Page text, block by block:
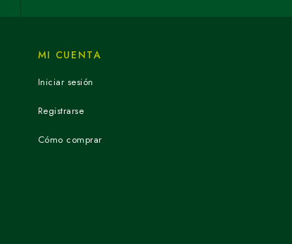
MI CUENTA
Iniciar sesión
Registrarse
Cómo comprar